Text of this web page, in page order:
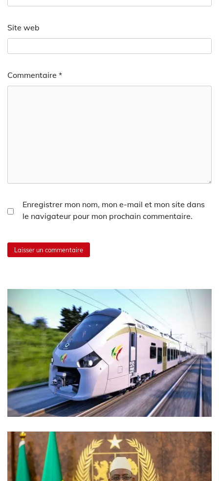
Site web
Commentaire *
Enregistrer mon nom, mon e-mail et mon site dans
le navigateur pour mon prochain commentaire.